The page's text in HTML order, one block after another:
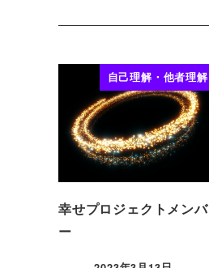
自己理解・他者理解
幸せプロジェクトメンバ
ー